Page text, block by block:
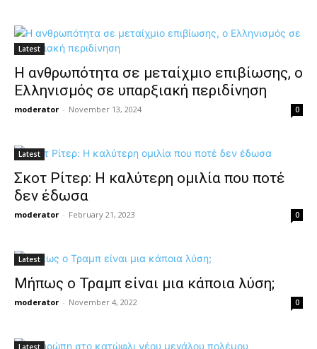
Latest
Η ανθρωπότητα σε μεταίχμιο επιβίωσης, ο
Ελληνισμός σε υπαρξιακή περιδίνηση
moderator - November 13, 2024 0
Latest
Σκοτ Ρίτερ: Η καλύτερη ομιλία που ποτέ
δεν έδωσα
moderator - February 21, 2023 0
Latest
Μήπως ο Τραμπ είναι μια κάποια λύση;
moderator - November 4, 2022 0
Latest